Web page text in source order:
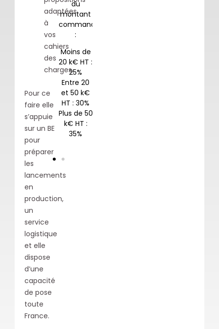
adaptées
à
vos
cahiers
des
charges.
Pour ce
faire elle
s’appuie
sur un BE
pour
préparer
les
lancements
en
production,
un
service
logistique
et elle
dispose
d’une
capacité
de pose
toute
France.
du
montant
commandé
:
Moins de
20 k€ HT :
25%
Entre 20
et 50 k€
HT : 30%
Plus de 50
k€ HT :
35%
chiffrés
à la
demande.